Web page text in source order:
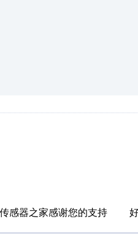
感器之家感谢您的支持 好